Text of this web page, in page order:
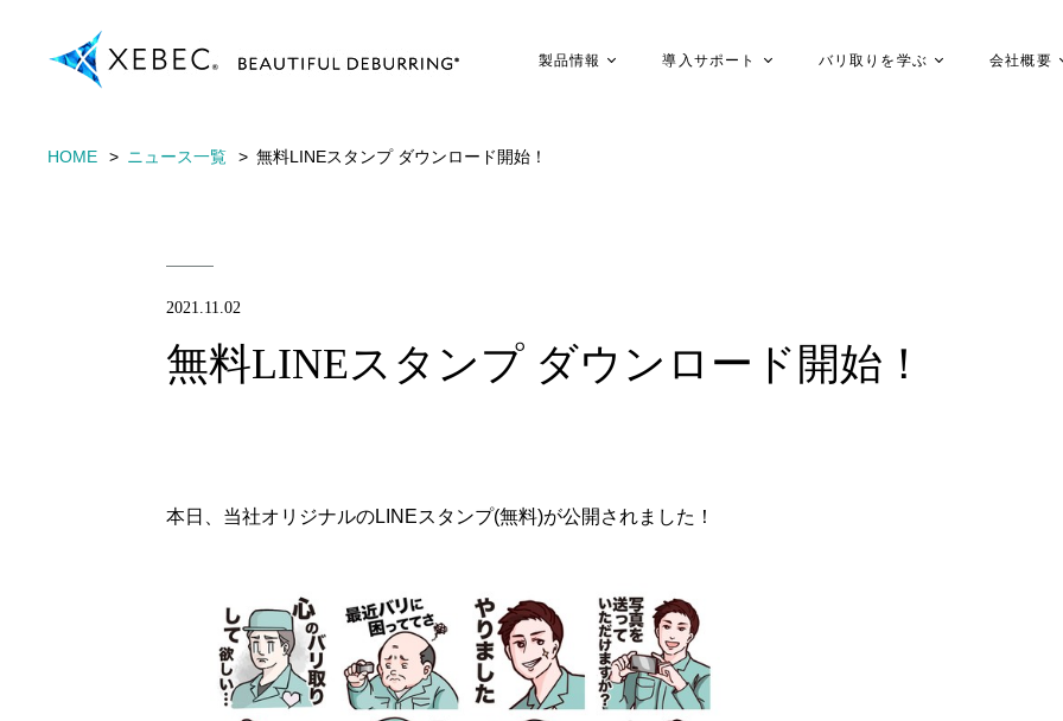
製品情報 導入サポート バリ取りを学ぶ 会社概要
HOME ニュース一覧 無料LINEスタンプ ダウンロード開始！
2021.11.02
無料LINEスタンプ ダウンロード開始！
本日、当社オリジナルのLINEスタンプ(無料)が公開されました！